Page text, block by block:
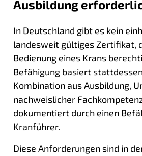
Ausbildung
In Deutschland gibt es kein
landesweit gültiges Zertifikat,
Bedienung eines Krans
Befähigung basiert
Kombination aus Ausbildung,
nachweislicher
dokumentiert durch einen
Kranführer.
Diese Anforderungen sind in